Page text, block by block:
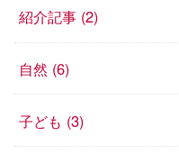
紹介記事 (2)
自然 (6)
子ども (3)